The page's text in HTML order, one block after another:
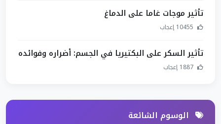
تأثير موجات غاما على الدماغ
تأثير السكر على البكتيريا في الجسم: أضراره وفوائده
الوسوم الشائعة